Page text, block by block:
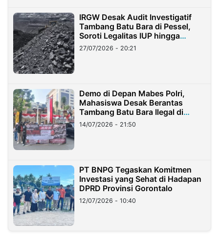
IRGW Desak Audit Investigatif
Tambang Batu Bara di Pessel,
Soroti Legalitas IUP hingga
Stockpile
27/07/2026 - 20:21
Demo di Depan Mabes Polri,
Mahasiswa Desak Berantas
Tambang Batu Bara Ilegal di
Lampung
14/07/2026 - 21:50
PT BNPG Tegaskan Komitmen
Investasi yang Sehat di Hadapan
DPRD Provinsi Gorontalo
12/07/2026 - 10:40